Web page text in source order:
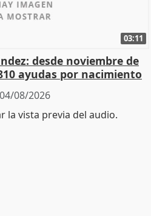
03:11
desde noviembre de
ayudas por nacimiento
04/08/2026